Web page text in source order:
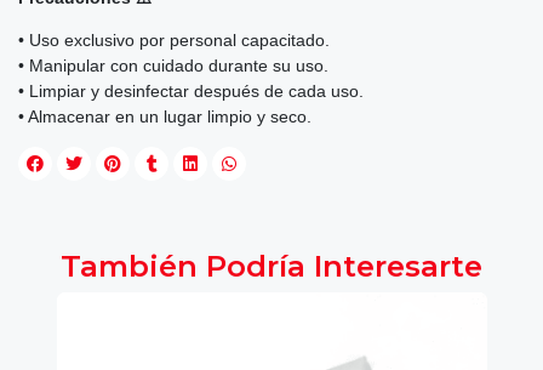
• Uso exclusivo por personal capacitado.
• Manipular con cuidado durante su uso.
• Limpiar y desinfectar después de cada uso.
• Almacenar en un lugar limpio y seco.
También Podría Interesarte